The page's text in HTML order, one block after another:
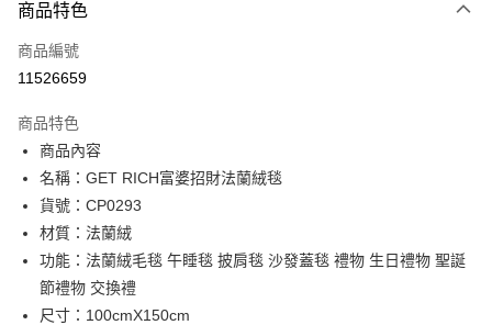
信用卡一次付款
超商取貨付款
街口支付
AFTEE先享後付
相關說明
【關於「AFTEE先享後付」】
AFTEE先享後付是「在收到商品之後才付款」的支付方式。 讓您購物簡單
便利好安心！
１．簡單：不需註冊會員、不需綁卡、不需儲值。
２．便利：只要手機號碼，簡訊認證，即可結帳。
ATM付款
運送方式
商品特色
商品編號
11526659
商品特色
商品內容
名稱：GET RICH富婆招財法蘭絨毯
貨號：CP0293
材質：法蘭絨
功能：法蘭絨毛毯 午睡毯 披肩毯 沙發蓋毯 禮物 生日禮物 聖誕
節禮物 交換禮
尺寸：100cmX150cm